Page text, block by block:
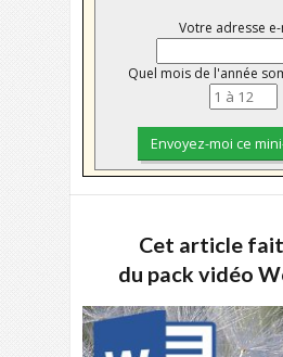
Votre adresse
Quel mois de l'année
Cet article
du pack vidéo